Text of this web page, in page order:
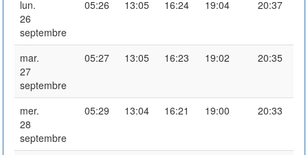
lun.
26
septembre
05:26 13:05 16:24 19:04 20:37
mar.
27
septembre
05:27 13:05 16:23 19:02 20:35
mer.
28
septembre
05:29 13:04 16:21 19:00 20:33